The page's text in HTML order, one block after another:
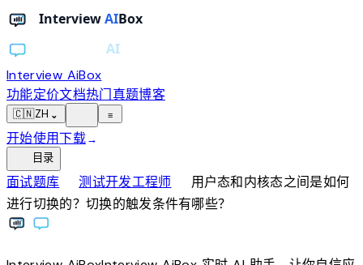
Interview AiBox
功能定价文档热门真题博客
🇨🇳ZH ⌄ ≡
开始使用下载→
目录
面试题库chevron_right测试开发工程师chevron_right
用户态和内核态之间是如何
进行切换的？切换的触发条件有哪些？